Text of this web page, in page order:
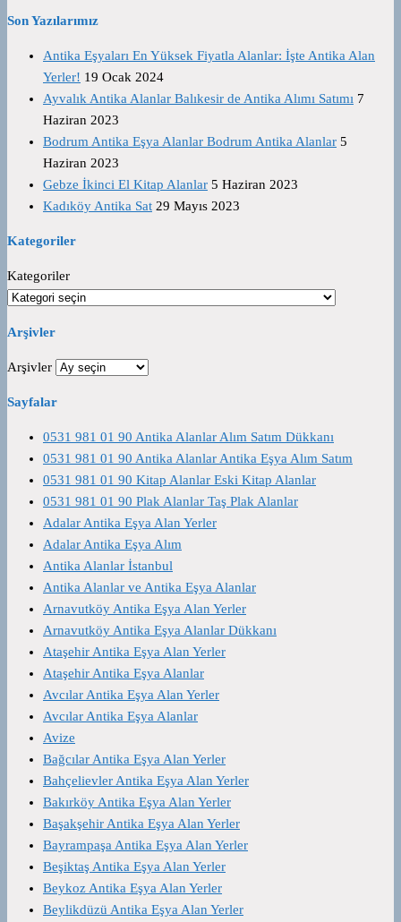
Son Yazılarımız
Antika Eşyaları En Yüksek Fiyatla Alanlar: İşte Antika Alan
Yerler! 19 Ocak 2024
Ayvalık Antika Alanlar Balıkesir de Antika Alımı Satımı 7
Haziran 2023
Bodrum Antika Eşya Alanlar Bodrum Antika Alanlar 5
Haziran 2023
Gebze İkinci El Kitap Alanlar 5 Haziran 2023
Kadıköy Antika Sat 29 Mayıs 2023
Kategoriler
Kategoriler
Arşivler
Arşivler
Sayfalar
0531 981 01 90 Antika Alanlar Alım Satım Dükkanı
0531 981 01 90 Antika Alanlar Antika Eşya Alım Satım
0531 981 01 90 Kitap Alanlar Eski Kitap Alanlar
0531 981 01 90 Plak Alanlar Taş Plak Alanlar
Adalar Antika Eşya Alan Yerler
Adalar Antika Eşya Alım
Antika Alanlar İstanbul
Antika Alanlar ve Antika Eşya Alanlar
Arnavutköy Antika Eşya Alan Yerler
Arnavutköy Antika Eşya Alanlar Dükkanı
Ataşehir Antika Eşya Alan Yerler
Ataşehir Antika Eşya Alanlar
Avcılar Antika Eşya Alan Yerler
Avcılar Antika Eşya Alanlar
Avize
Bağcılar Antika Eşya Alan Yerler
Bahçelievler Antika Eşya Alan Yerler
Bakırköy Antika Eşya Alan Yerler
Başakşehir Antika Eşya Alan Yerler
Bayrampaşa Antika Eşya Alan Yerler
Beşiktaş Antika Eşya Alan Yerler
Beykoz Antika Eşya Alan Yerler
Beylikdüzü Antika Eşya Alan Yerler